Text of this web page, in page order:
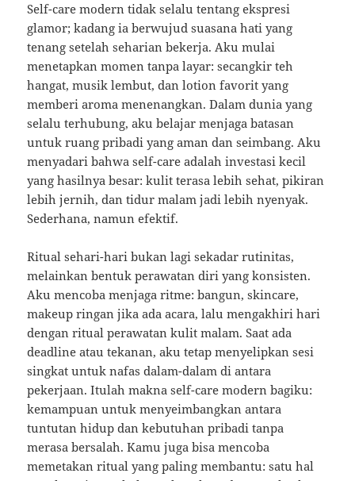
Self-care modern tidak selalu tentang ekspresi
glamor; kadang ia berwujud suasana hati yang
tenang setelah seharian bekerja. Aku mulai
menetapkan momen tanpa layar: secangkir teh
hangat, musik lembut, dan lotion favorit yang
memberi aroma menenangkan. Dalam dunia yang
selalu terhubung, aku belajar menjaga batasan
untuk ruang pribadi yang aman dan seimbang. Aku
menyadari bahwa self-care adalah investasi kecil
yang hasilnya besar: kulit terasa lebih sehat, pikiran
lebih jernih, dan tidur malam jadi lebih nyenyak.
Sederhana, namun efektif.
Ritual sehari-hari bukan lagi sekadar rutinitas,
melainkan bentuk perawatan diri yang konsisten.
Aku mencoba menjaga ritme: bangun, skincare,
makeup ringan jika ada acara, lalu mengakhiri hari
dengan ritual perawatan kulit malam. Saat ada
deadline atau tekanan, aku tetap menyelipkan sesi
singkat untuk nafas dalam-dalam di antara
pekerjaan. Itulah makna self-care modern bagiku:
kemampuan untuk menyeimbangkan antara
tuntutan hidup dan kebutuhan pribadi tanpa
merasa bersalah. Kamu juga bisa mencoba
memetakan ritual yang paling membantu: satu hal